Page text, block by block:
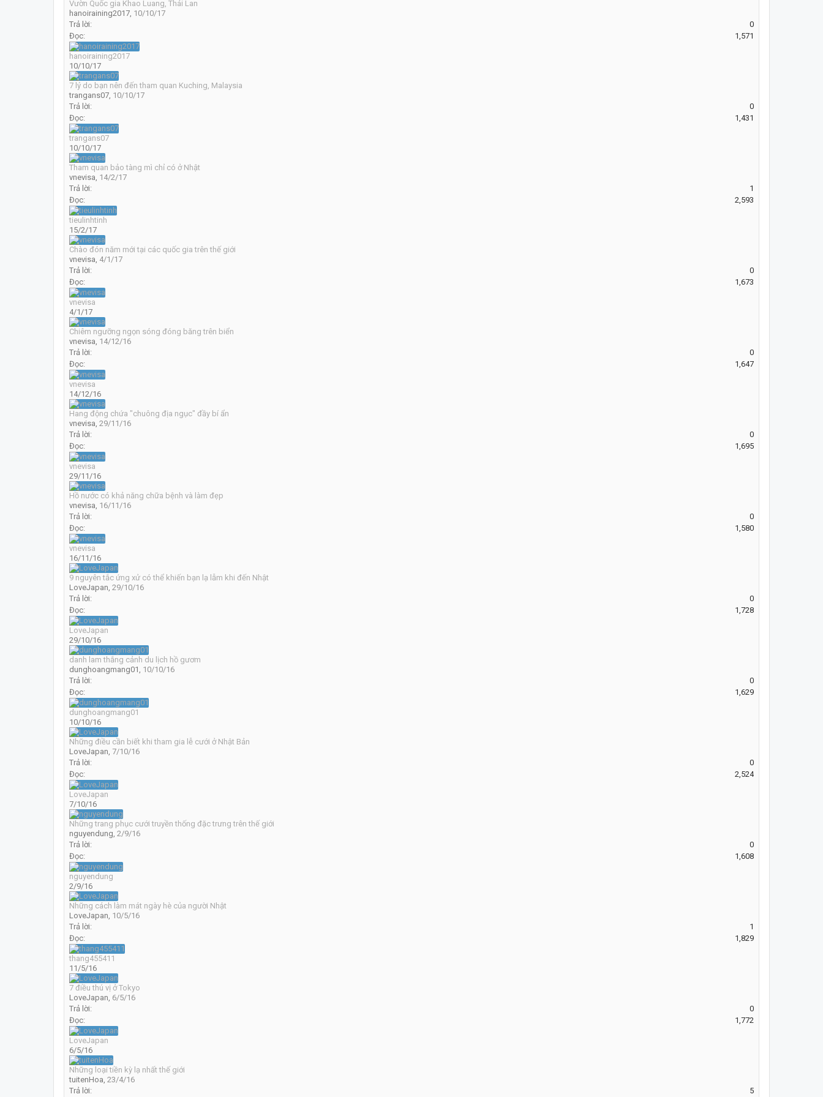
Vườn Quốc gia Khao Luang, Thái Lan
hanoiraining2017, 10/10/17
Trả lời:
0
Đọc:
1,571
hanoiraining2017
10/10/17
7 lý do bạn nên đến tham quan Kuching, Malaysia
trangans07, 10/10/17
Trả lời:
0
Đọc:
1,431
trangans07
10/10/17
Tham quan bảo tàng mì chỉ có ở Nhật
vnevisa, 14/2/17
Trả lời:
1
Đọc:
2,593
tieulinhtinh
15/2/17
Chào đón năm mới tại các quốc gia trên thế giới
vnevisa, 4/1/17
Trả lời:
0
Đọc:
1,673
vnevisa
4/1/17
Chiêm ngưỡng ngọn sóng đóng băng trên biển
vnevisa, 14/12/16
Trả lời:
0
Đọc:
1,647
vnevisa
14/12/16
Hang động chứa "chuông địa ngục" đầy bí ẩn
vnevisa, 29/11/16
Trả lời:
0
Đọc:
1,695
vnevisa
29/11/16
Hồ nước có khả năng chữa bệnh và làm đẹp
vnevisa, 16/11/16
Trả lời:
0
Đọc:
1,580
vnevisa
16/11/16
9 nguyên tắc ứng xử có thể khiến bạn lạ lẫm khi đến Nhật
LoveJapan, 29/10/16
Trả lời:
0
Đọc:
1,728
LoveJapan
29/10/16
danh lam thắng cảnh du lịch hồ gươm
dunghoangmang01 , 10/10/16
Trả lời:
0
Đọc:
1,629
dunghoangmang01
10/10/16
Những điều cần biết khi tham gia lễ cưới ở Nhật Bản
LoveJapan, 7/10/16
Trả lời:
0
Đọc:
2,524
LoveJapan
7/10/16
Những trang phục cưới truyền thống đặc trưng trên thế giới
nguyendung, 2/9/16
Trả lời:
0
Đọc:
1,608
nguyendung
2/9/16
Những cách làm mát ngày hè của người Nhật
LoveJapan, 10/5/16
Trả lời:
1
Đọc:
1,829
thang455411
11/5/16
7 điều thú vị ở Tokyo
LoveJapan, 6/5/16
Trả lời:
0
Đọc:
1,772
LoveJapan
6/5/16
Những loại tiền kỳ lạ nhất thế giới
tuitenHoa, 23/4/16
Trả lời:
5